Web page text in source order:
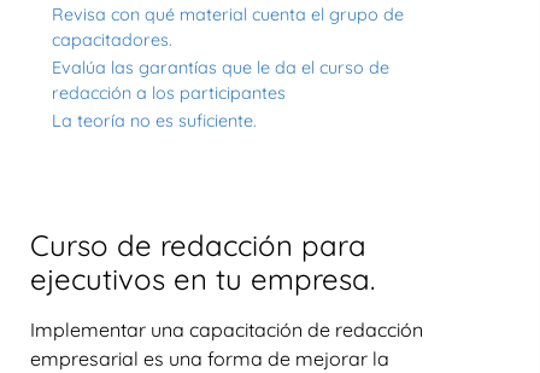
Revisa con qué material cuenta el grupo de
capacitadores.
Evalúa las garantías que le da el curso de
redacción a los participantes
La teoría no es suficiente.
Curso de redacción para
ejecutivos en tu empresa.
Implementar una capacitación de redacción
empresarial es una forma de mejorar la